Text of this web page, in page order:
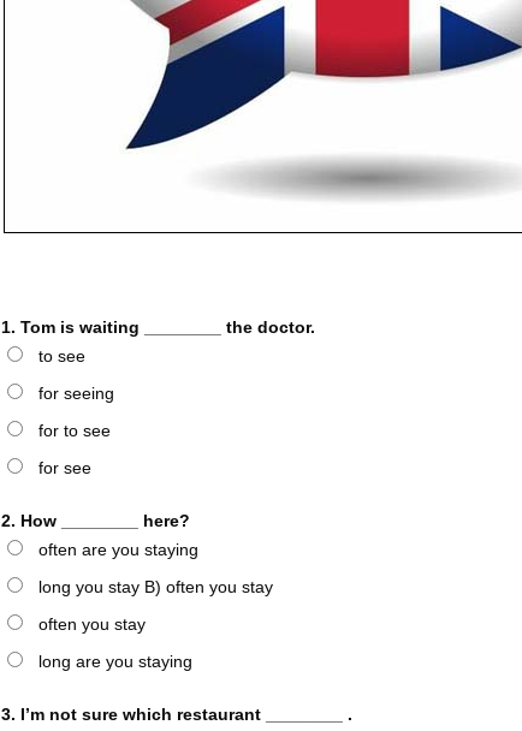
1. Tom is waiting ________ the doctor.
to see
for seeing
for to see
for see
2. How ________ here?
often are you staying
long you stay B) often you stay
often you stay
long are you staying
3. I’m not sure which restaurant ________ .